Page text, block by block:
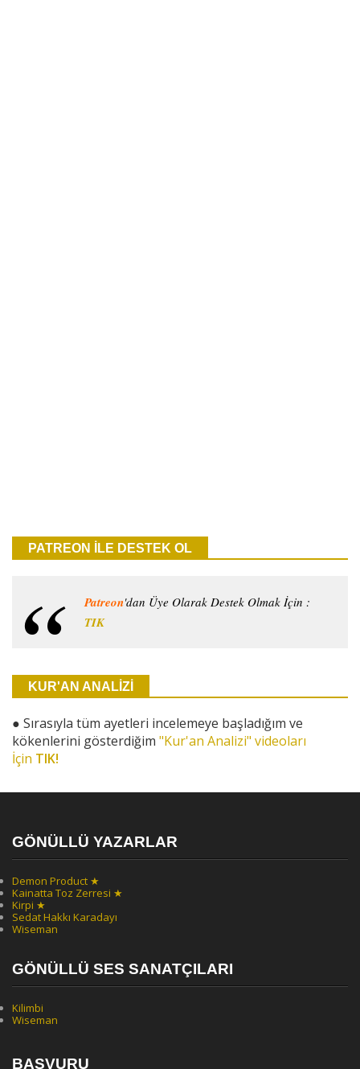
PATREON İLE DESTEK OL
Patreon'dan Üye Olarak Destek Olmak İçin :
TIK
KUR'AN ANALİZİ
● Sırasıyla tüm ayetleri incelemeye başladığım ve
kökenlerini gösterdiğim "Kur'an Analizi" videoları
İçin TIK!
GÖNÜLLÜ YAZARLAR
Demon Product ★
Kainatta Toz Zerresi ★
Kirpi ★
Sedat Hakkı Karadayı
Wiseman
GÖNÜLLÜ SES SANATÇILARI
Kilimbi
Wiseman
BAŞVURU